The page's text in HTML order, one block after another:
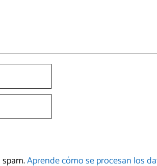
Aprende cómo se procesan los